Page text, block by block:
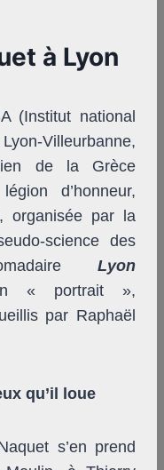
à Lyon
(Institut national
Villeurbanne,
de la Grèce
d’honneur,
organisée par la
science des
Lyon
« portrait »,
par Raphaël
qu’il loue
s’en prend